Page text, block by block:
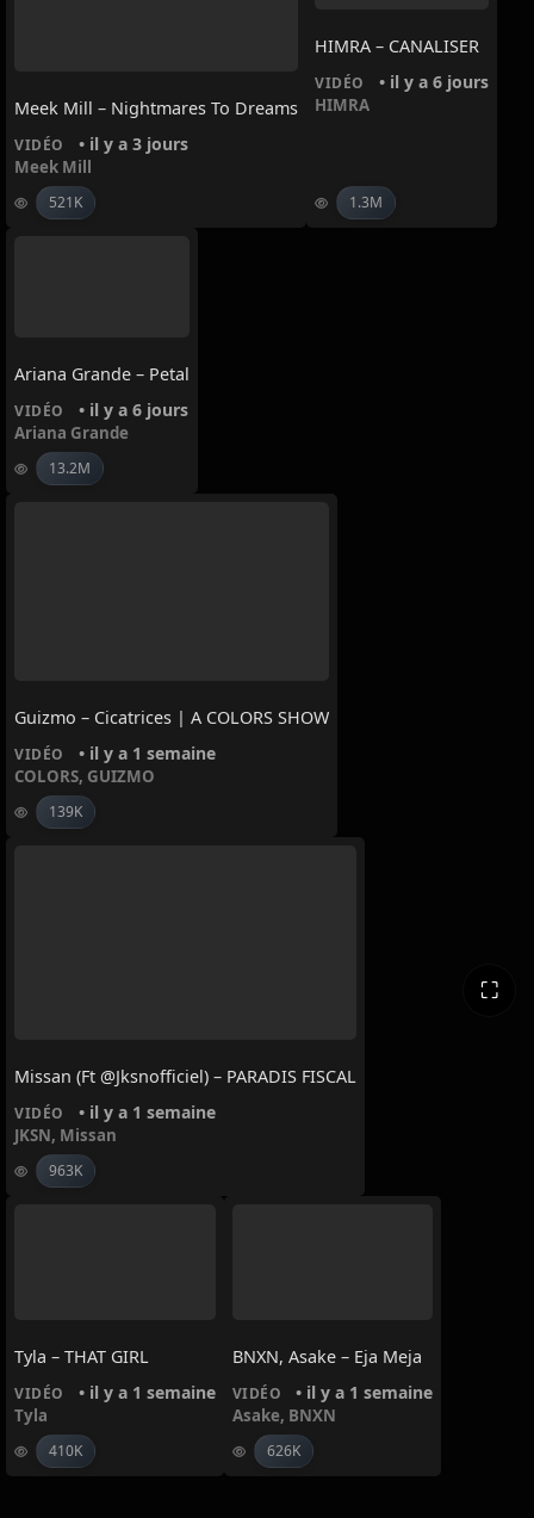
⛶
Meek Mill – Nightmares To Dreams
VIDÉO • il y a 3 jours
Meek Mill
521K
HIMRA – CANALISER
VIDÉO • il y a 6 jours
HIMRA
1.3M
Ariana Grande – Petal
VIDÉO • il y a 6 jours
Ariana Grande
13.2M
Guizmo – Cicatrices | A COLORS SHOW
VIDÉO • il y a 1 semaine
COLORS, GUIZMO
139K
Missan (ft @jksnofficiel) – PARADIS FISCAL
VIDÉO • il y a 1 semaine
JKSN, Missan
963K
Tyla – THAT GIRL
VIDÉO • il y a 1 semaine
Tyla
410K
BNXN, Asake – Eja Meja
VIDÉO • il y a 1 semaine
Asake, BNXN
626K